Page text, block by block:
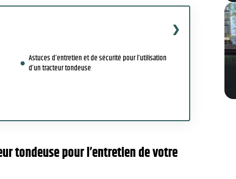
Astuces d’entretien et de sécurité pour l’utilisation
d’un tracteur tondeuse
tondeuse pour l’entretien de votre